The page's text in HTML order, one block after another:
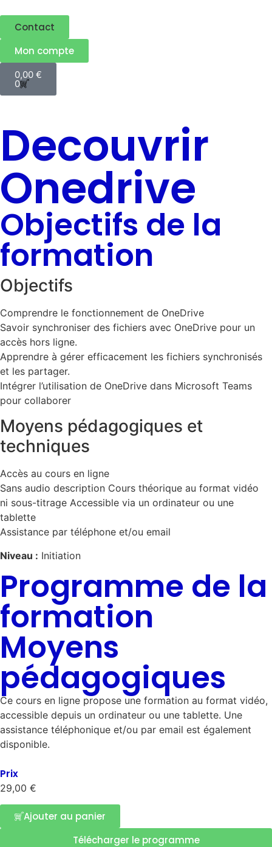
Contact
Mon compte
0,00 €
0
Decouvrir
Onedrive
Objectifs de la
formation
Objectifs
Comprendre le fonctionnement de OneDrive
Savoir synchroniser des fichiers avec OneDrive pour un
accès hors ligne.
Apprendre à gérer efficacement les fichiers synchronisés
et les partager.
Intégrer l’utilisation de OneDrive dans Microsoft Teams
pour collaborer
Moyens pédagogiques et
techniques
Accès au cours en ligne
Sans audio description Cours théorique au format vidéo
ni sous-titrage Accessible via un ordinateur ou une
tablette
Assistance par téléphone et/ou email
Niveau : Initiation
Programme de la
formation
Moyens
pédagogiques
Ce cours en ligne propose une formation au format vidéo,
accessible depuis un ordinateur ou une tablette. Une
assistance téléphonique et/ou par email est également
disponible.
Prix
29,00 €
Ajouter au panier
Télécharger le programme